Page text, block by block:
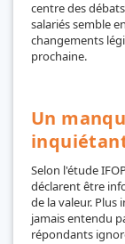
centre des
salariés semble
changements
prochaine.
Un
Selon l'étude
déclarent être
de la valeur.
jamais entendu
répondants